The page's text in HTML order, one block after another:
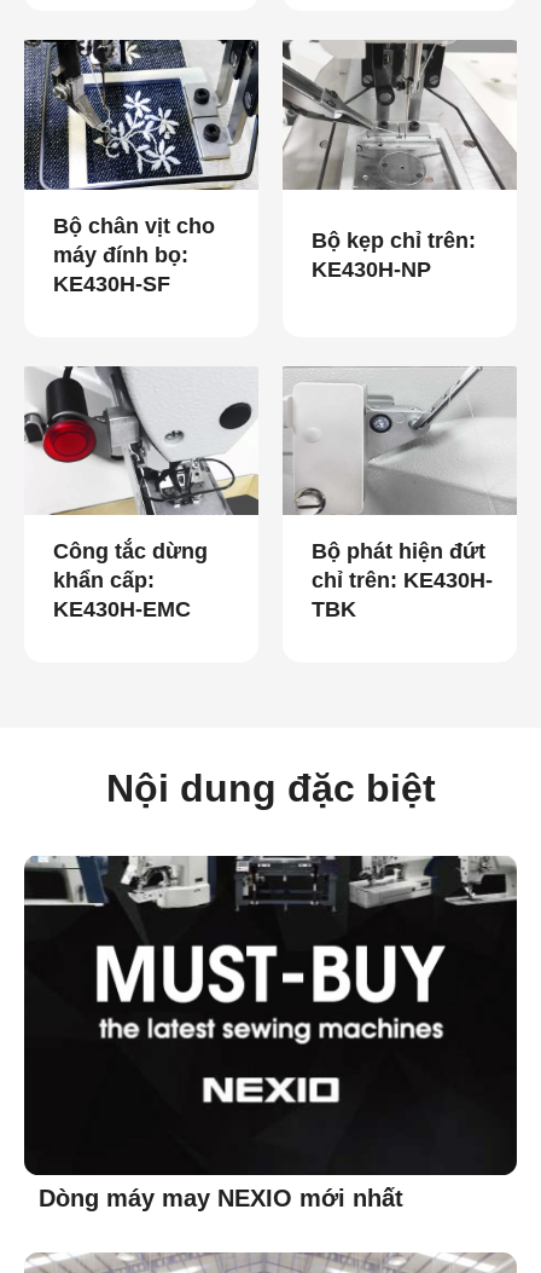
Bộ chân vịt cho
máy đính bọ:
KE430H-SF
Bộ kẹp chỉ trên:
KE430H-NP
Công tắc dừng
khẩn cấp:
KE430H-EMC
Bộ phát hiện đứt
chỉ trên: KE430H-
TBK
Nội dung đặc biệt
Dòng máy may NEXIO mới nhất